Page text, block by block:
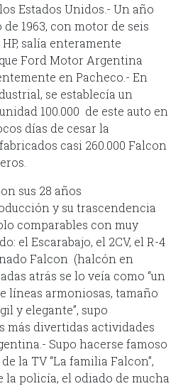
Estados Unidos.- Un año
1963, con motor de seis
salía enteramente
Ford Motor Argentina
en Pacheco.- En
se establecía un
100.000 de este auto en
días de cesar la
casi 260.000 Falcon
sus 28 años
y su trascendencia
comparables con muy
el Escarabajo, el 2CV, el R-4
Falcon (halcón en
atrás se lo veía como “un
líneas armoniosas, tamaño
y elegante”, supo
más divertidas actividades
Supo hacerse famoso
la TV “La familia Falcon”,
la policía, el odiado de mucha